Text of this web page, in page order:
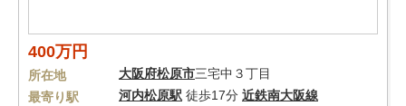
400万円
所在地 大阪府松原市三宅中３丁目
最寄り駅
河内松原駅 徒歩17分 近鉄南大阪線